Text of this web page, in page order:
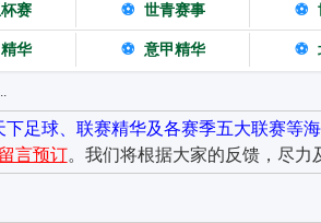
赛 ⚽ 世青赛事 ⚽
华 ⚽ 意甲精华 ⚽
足球、联赛精华及各赛季五大联赛等
言预订。我们将根据大家的反馈，尽力